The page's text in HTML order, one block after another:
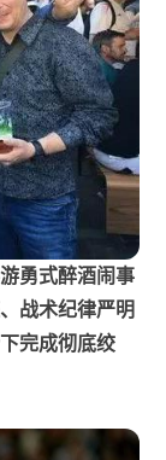
勇式醉酒闹事
战术纪律严明
完成彻底绞